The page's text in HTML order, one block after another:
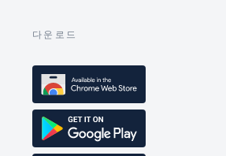
다운로드